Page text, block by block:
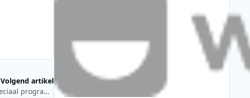
Volgend artikel
VRT viert wetenschap en 600 jaar KU Leuven met speciaal programma